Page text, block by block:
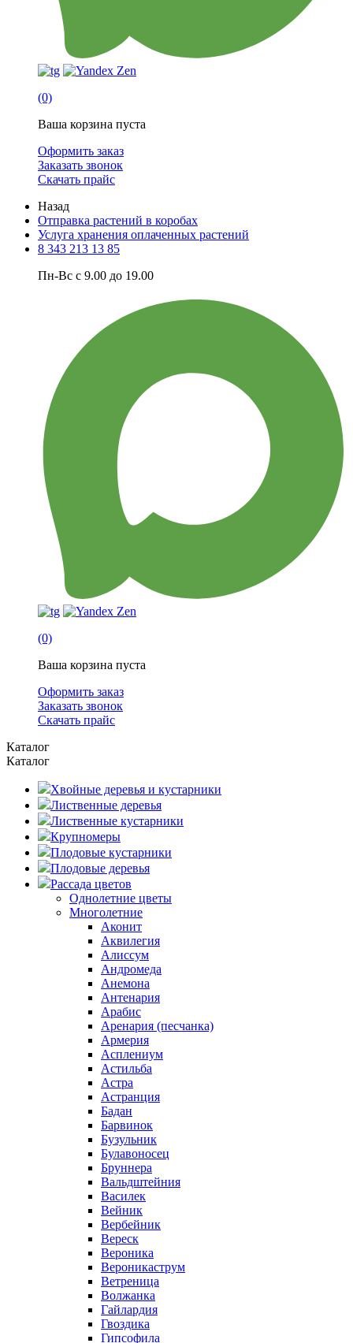
(0)
Ваша корзина пуста
Оформить заказ
Заказать звонок
Скачать прайс
Назад
Отправка растений в коробах
Услуга хранения оплаченных растений
8 343 213 13 85
Пн-Вс с 9.00 до 19.00
(0)
Ваша корзина пуста
Оформить заказ
Заказать звонок
Скачать прайс
Каталог
Каталог
Хвойные деревья и кустарники
Лиственные деревья
Лиственные кустарники
Крупномеры
Плодовые кустарники
Плодовые деревья
Рассада цветов
Однолетние цветы
Многолетние
Аконит
Аквилегия
Алиссум
Андромеда
Анемона
Антенария
Арабис
Аренария (песчанка)
Армерия
Асплениум
Астильба
Астра
Астранция
Бадан
Барвинок
Бузульник
Булавоносец
Бруннера
Вальдштейния
Василек
Вейник
Вербейник
Вереск
Вероника
Вероникаструм
Ветреница
Волжанка
Гайлардия
Гвоздика
Гипсофила